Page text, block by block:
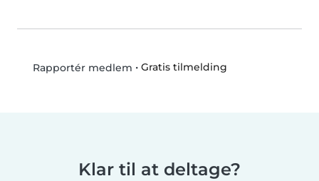
Rapportér medlem • Gratis tilmelding
Klar til at deltage?